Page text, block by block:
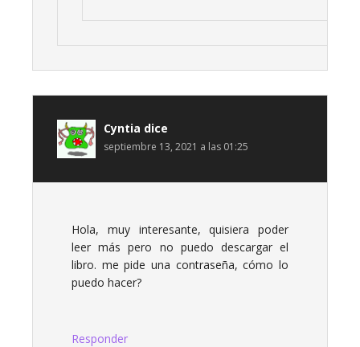
Cyntia dice
septiembre 13, 2021 a las 01:25
Hola, muy interesante, quisiera poder
leer más pero no puedo descargar el
libro. me pide una contraseña, cómo lo
puedo hacer?
Responder